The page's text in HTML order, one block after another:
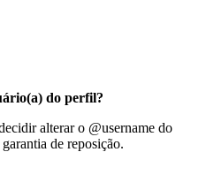
do perfil?
alterar o @username do
de reposição.